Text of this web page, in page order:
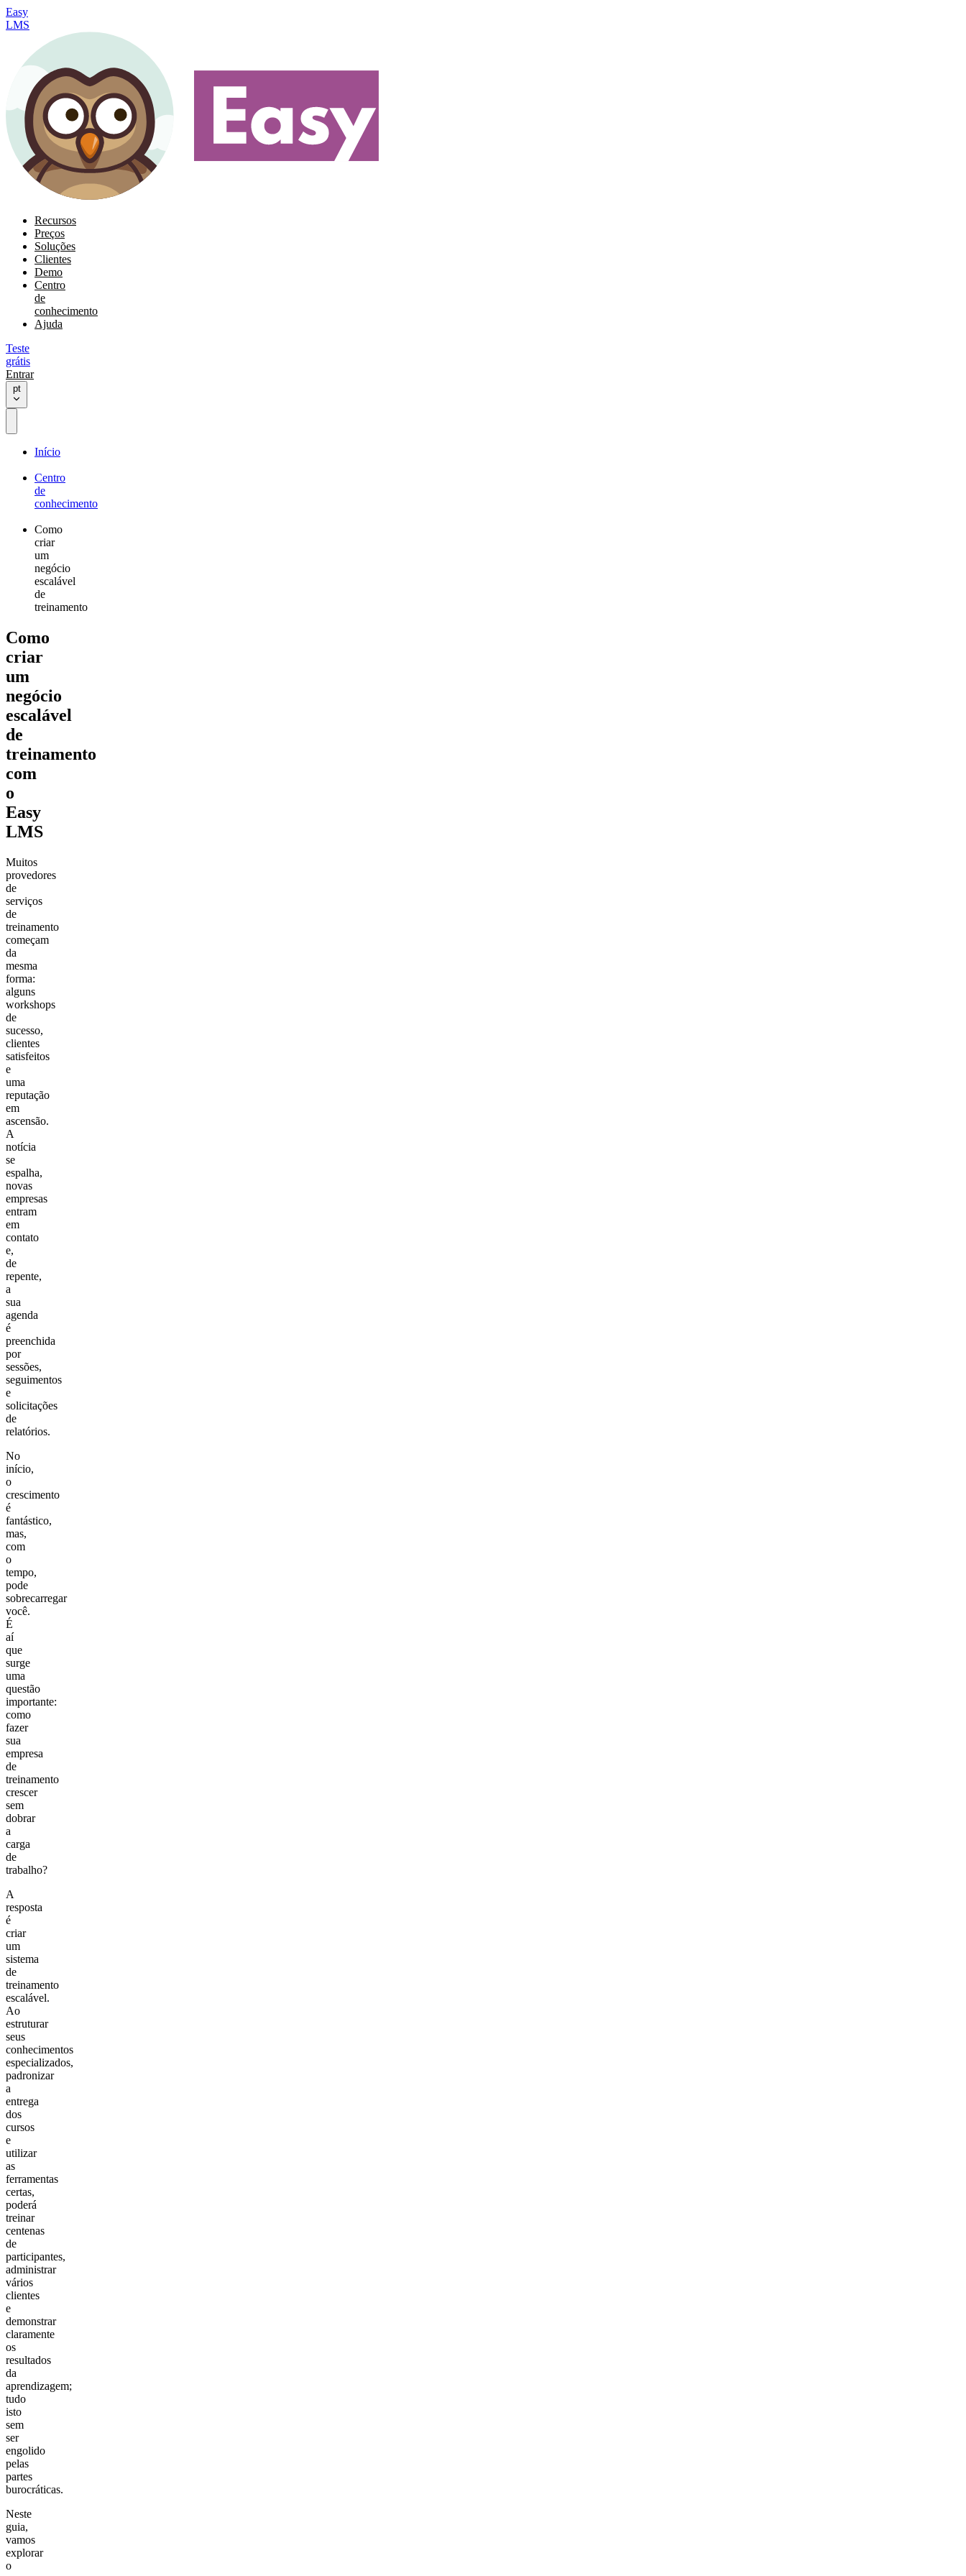
Easy
LMS
Recursos
Preços
Soluções
Clientes
Demo
Centro
de
conhecimento
Ajuda
Teste
grátis
Entrar
pt
Início
Centro
de
conhecimento
Como
criar
um
negócio
escalável
de
treinamento
Como
criar
um
negócio
escalável
de
treinamento
com
o
Easy
LMS
Muitos
provedores
de
serviços
de
treinamento
começam
da
mesma
forma:
alguns
workshops
de
sucesso,
clientes
satisfeitos
e
uma
reputação
em
ascensão.
A
notícia
se
espalha,
novas
empresas
entram
em
contato
e,
de
repente,
a
sua
agenda
é
preenchida
por
sessões,
seguimentos
e
solicitações
de
relatórios.
No
início,
o
crescimento
é
fantástico,
mas,
com
o
tempo,
pode
sobrecarregar
você.
É
aí
que
surge
uma
questão
importante:
como
fazer
sua
empresa
de
treinamento
crescer
sem
dobrar
a
carga
de
trabalho?
A
resposta
é
criar
um
sistema
de
treinamento
escalável.
Ao
estruturar
seus
conhecimentos
especializados,
padronizar
a
entrega
dos
cursos
e
utilizar
as
ferramentas
certas,
poderá
treinar
centenas
de
participantes,
administrar
vários
clientes
e
demonstrar
claramente
os
resultados
da
aprendizagem;
tudo
isto
sem
ser
engolido
pelas
partes
burocráticas.
Neste
guia,
vamos
explorar
o